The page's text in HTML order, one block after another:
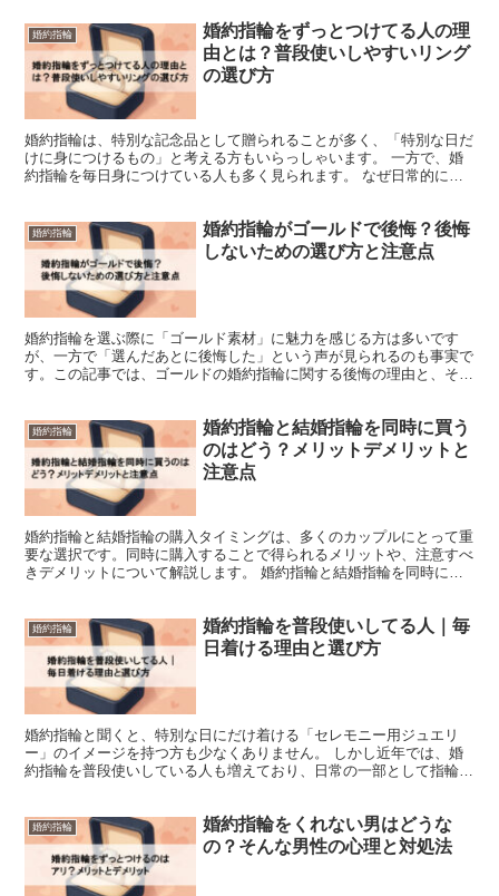
婚約指輪
婚約指輪をずっとつけてる人の理
由とは？普段使いしやすいリング
の選び方
婚約指輪は、特別な記念品として贈られることが多く、「特別な日だ
けに身につけるもの」と考える方もいらっしゃいます。 一方で、婚
約指輪を毎日身につけている人も多く見られます。 なぜ日常的に身
婚約指輪
婚約指輪がゴールドで後悔？後悔
しないための選び方と注意点
婚約指輪を選ぶ際に「ゴールド素材」に魅力を感じる方は多いです
が、一方で「選んだあとに後悔した」という声が見られるのも事実で
す。この記事では、ゴールドの婚約指輪に関する後悔の理由と、その
婚約指輪
婚約指輪と結婚指輪を同時に買う
のはどう？メリットデメリットと
注意点
婚約指輪と結婚指輪の購入タイミングは、多くのカップルにとって重
要な選択です。同時に購入することで得られるメリットや、注意すべ
きデメリットについて解説します。 婚約指輪と結婚指輪を同時に買
婚約指輪
婚約指輪を普段使いしてる人｜毎
日着ける理由と選び方
婚約指輪と聞くと、特別な日にだけ着ける「セレモニー用ジュエリ
ー」のイメージを持つ方も少なくありません。 しかし近年では、婚
約指輪を普段使いしている人も増えており、日常の一部として指輪を
婚約指輪
婚約指輪をくれない男はどうな
の？そんな男性の心理と対処法